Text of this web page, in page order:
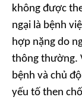
không được
ngại là bệnh
hợp nặng do
thông thường.
bệnh và chủ
yếu tố then